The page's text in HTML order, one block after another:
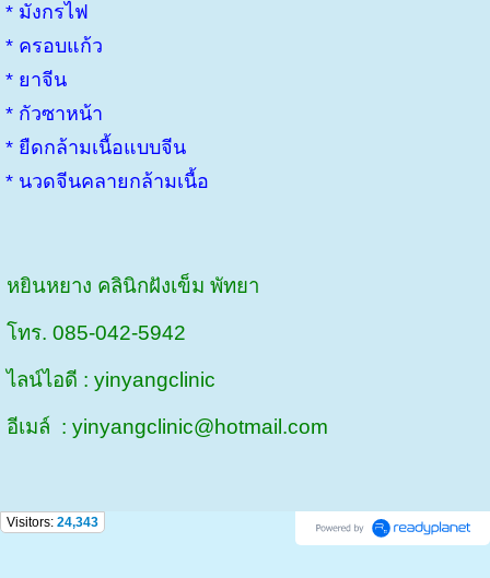
* มังกรไฟ
* ครอบแก้ว
* ยาจีน
* กัวซาหน้า
* ยืดกล้ามเนื้อแบบจีน
* นวดจีนคลายกล้ามเนื้อ
หยินหยาง คลินิกฝังเข็ม พัทยา
โทร. 085-042-5942
ไลน์ไอดี : yinyangclinic
อีเมล์ : yinyangclinic@hotmail.com
Visitors: 24,343